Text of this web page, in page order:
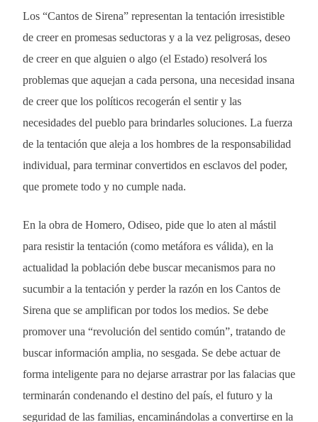
Los “Cantos de Sirena” representan la tentación irresistible
de creer en promesas seductoras y a la vez peligrosas, deseo
de creer en que alguien o algo (el Estado) resolverá los
problemas que aquejan a cada persona, una necesidad insana
de creer que los políticos recogerán el sentir y las
necesidades del pueblo para brindarles soluciones. La fuerza
de la tentación que aleja a los hombres de la responsabilidad
individual, para terminar convertidos en esclavos del poder,
que promete todo y no cumple nada.
En la obra de Homero, Odiseo, pide que lo aten al mástil
para resistir la tentación (como metáfora es válida), en la
actualidad la población debe buscar mecanismos para no
sucumbir a la tentación y perder la razón en los Cantos de
Sirena que se amplifican por todos los medios. Se debe
promover una “revolución del sentido común”, tratando de
buscar información amplia, no sesgada. Se debe actuar de
forma inteligente para no dejarse arrastrar por las falacias que
terminarán condenando el destino del país, el futuro y la
seguridad de las familias, encaminándolas a convertirse en la